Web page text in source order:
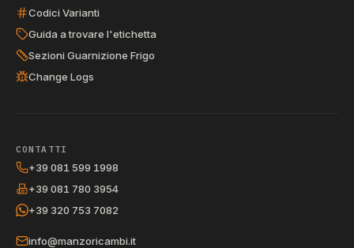
Codici Varianti
Guida a trovare l'etichetta
Sezioni Guarnizione Frigo
Change Logs
CONTATTI
+39 081 599 1998
+39 081 780 3954
+39 320 753 7082
info@manzoricambi.it